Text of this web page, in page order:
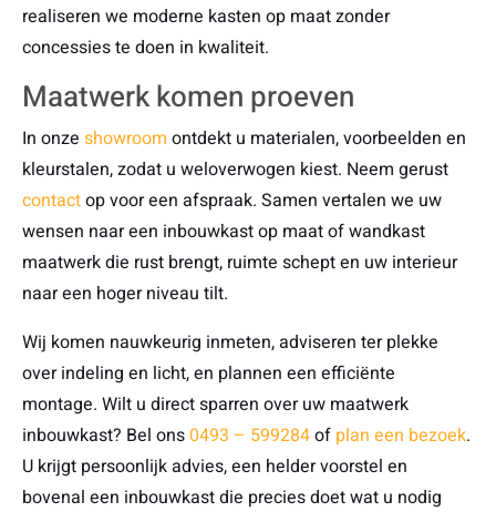
realiseren we moderne kasten op maat zonder
concessies te doen in kwaliteit.
Maatwerk komen proeven
In onze showroom ontdekt u materialen, voorbeelden en
kleurstalen, zodat u weloverwogen kiest. Neem gerust
contactop voor een afspraak. Samen vertalen we uw
wensen naar een inbouwkast op maat of wandkast
maatwerk die rust brengt, ruimte schept en uw interieur
naar een hoger niveau tilt.
Wij komen nauwkeurig inmeten, adviseren ter plekke
over indeling en licht, en plannen een efficiënte
montage. Wilt u direct sparren over uw maatwerk
inbouwkast? Bel ons 0493 – 599284of plan een bezoek.
U krijgt persoonlijk advies, een helder voorstel en
bovenal een inbouwkast die precies doet wat u nodig